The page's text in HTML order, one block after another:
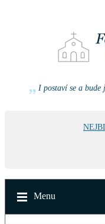
I postaví se a
Menu